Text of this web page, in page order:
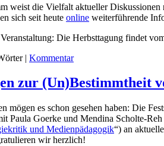
weist die Vielfalt aktueller
sich seit heute online weiterführende
Die Herbsttagung findet
| Kommentar
zur (Un)Bestimmtheit
mögen es schon gesehen haben: Die
Paula Goerke und Mendina Scholte-
und Medienpädagogik“) an
wir herzlich!